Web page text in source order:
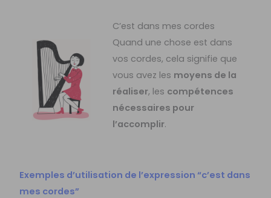
C’est dans mes cordes
Quand une chose est dans
vos cordes, cela signifie que
vous avez les moyens de la
réaliser, les compétences
nécessaires pour
l’accomplir.
Exemples d’utilisation de l’expression “c’est dans
mes cordes”